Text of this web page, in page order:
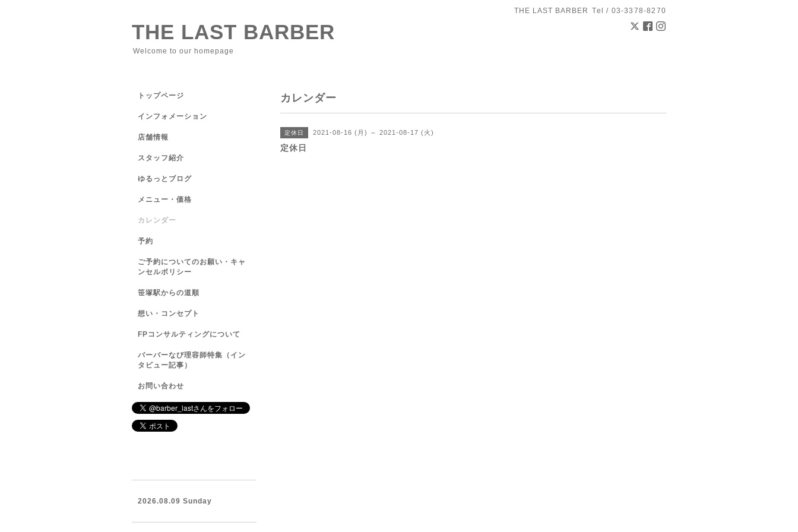
THE LAST BARBER Tel / 03-3378-8270
THE LAST BARBER
Welcome to our homepage
カレンダー
定休日 2021-08-16 (月) ～ 2021-08-17 (火)
定休日
トップページ
インフォメーション
店舗情報
スタッフ紹介
ゆるっとブログ
メニュー・価格
カレンダー
予約
ご予約についてのお願い・キャ
ンセルポリシー
笹塚駅からの道順
想い・コンセプト
FPコンサルティングについて
バーバーなび理容師特集（イン
タビュー記事）
お問い合わせ
2026.08.09 Sunday